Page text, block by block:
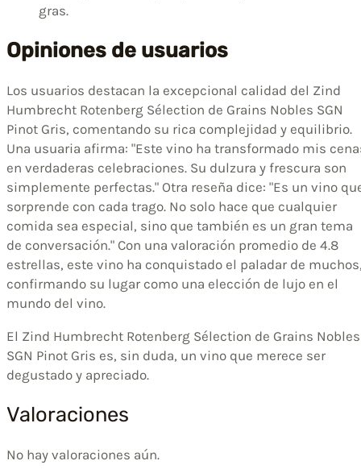
gras.
Opiniones de usuarios
Los usuarios destacan la excepcional calidad del Zind
Humbrecht Rotenberg Sélection de Grains Nobles SGN
Pinot Gris, comentando su rica complejidad y equilibrio.
Una usuaria afirma: "Este vino ha transformado mis
en verdaderas celebraciones. Su dulzura y frescura son
simplemente perfectas." Otra reseña dice: "Es un vino
sorprende con cada trago. No solo hace que cualquier
comida sea especial, sino que también es un gran tema
de conversación." Con una valoración promedio de 4.8
estrellas, este vino ha conquistado el paladar de
confirmando su lugar como una elección de lujo en el
mundo del vino.
El Zind Humbrecht Rotenberg Sélection de Grains Nobles
SGN Pinot Gris es, sin duda, un vino que merece ser
degustado y apreciado.
Valoraciones
No hay valoraciones aún.